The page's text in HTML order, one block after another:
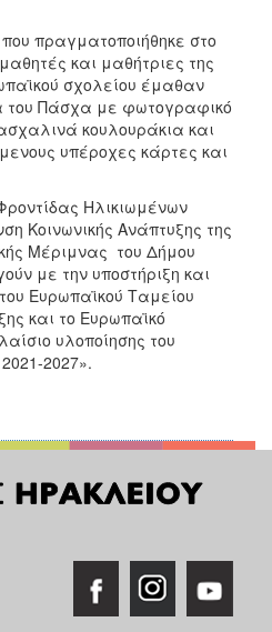
πραγματοποιήθηκε στο
και μαθήτριες της
σχολείου έμαθαν
του Πάσχα με φωτογραφικό
κουλουράκια και
υπέροχες κάρτες και
Ηλικιωμένων
Κοινωνικής Ανάπτυξης της
Μέριμνας του Δήμου
με την υποστήριξη και
Ευρωπαϊκού Ταμείου
και το Ευρωπαϊκό
υλοποίησης του
2027».